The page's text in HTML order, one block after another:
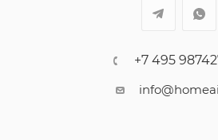
+7 495